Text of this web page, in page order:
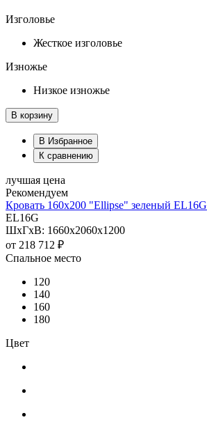
Изголовье
Жесткое изголовье
Изножье
Низкое изножье
В корзину
В Избранное
К сравнению
лучшая цена
Рекомендуем
Кровать 160х200 "Ellipse" зеленый EL16G
EL16G
ШхГхВ: 1660х2060х1200
от 218 712 ₽
Спальное место
120
140
160
180
Цвет